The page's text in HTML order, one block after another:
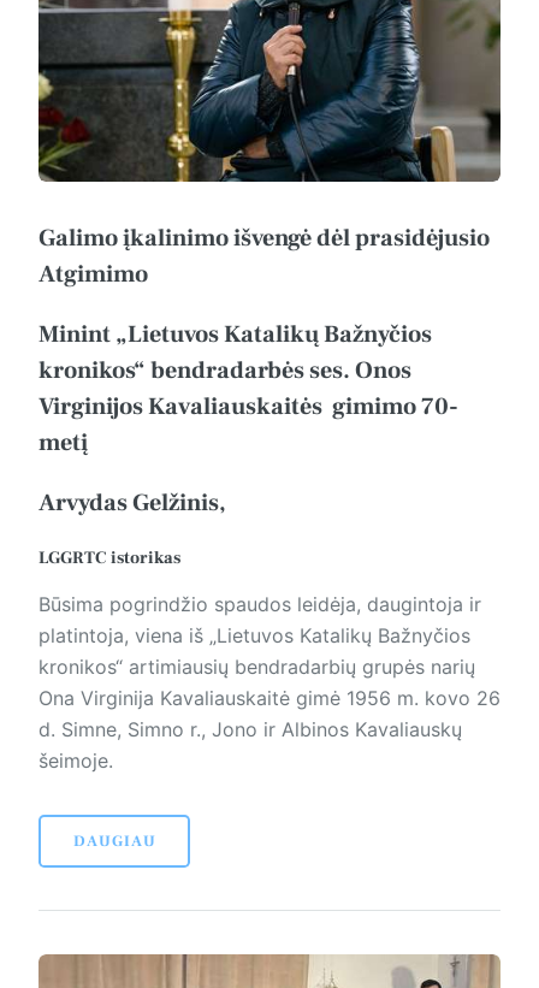
Galimo įkalinimo išvengė dėl prasidėjusio
Atgimimo
Minint „Lietuvos Katalikų Bažnyčios
kronikos“ bendradarbės ses. Onos
Virginijos Kavaliauskaitės gimimo 70-
metį
Arvydas Gelžinis,
LGGRTC istorikas
Būsima pogrindžio spaudos leidėja, daugintoja ir
platintoja, viena iš „Lietuvos Katalikų Bažnyčios
kronikos“ artimiausių bendradarbių gru­pės narių
Ona Virginija Kavaliauskaitė gimė 1956 m. kovo 26
d. Simne, Simno r., Jono ir Albinos Kavaliauskų
šeimoje.
DAUGIAU